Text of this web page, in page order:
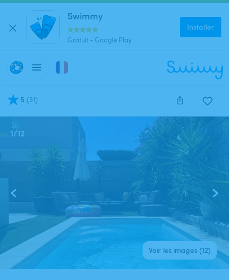
Swimmy
Gratuit - Google Play
Installer
5 (31)
1/12
Voir les images (12)